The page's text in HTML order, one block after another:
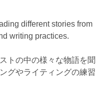
different stories from
writing practices.
トの中の様々な物語を聞
グやライティングの練習